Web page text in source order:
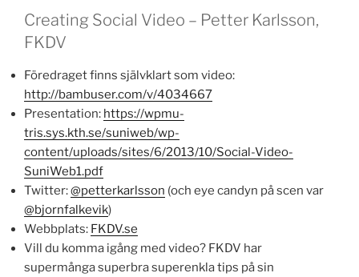
Creating Social Video – Petter Karlsson,
FKDV
Föredraget finns självklart som video:
http://bambuser.com/v/4034667
Presentation: https://wpmu-
tris.sys.kth.se/suniweb/wp-
content/uploads/sites/6/2013/10/Social-Video-
SuniWeb1.pdf
Twitter:@petterkarlsson (och eye candyn på scen var
@bjornfalkevik)
Webbplats: FKDV.se
Vill du komma igång med video? FKDV har
supermånga superbra superenkla tips på sin